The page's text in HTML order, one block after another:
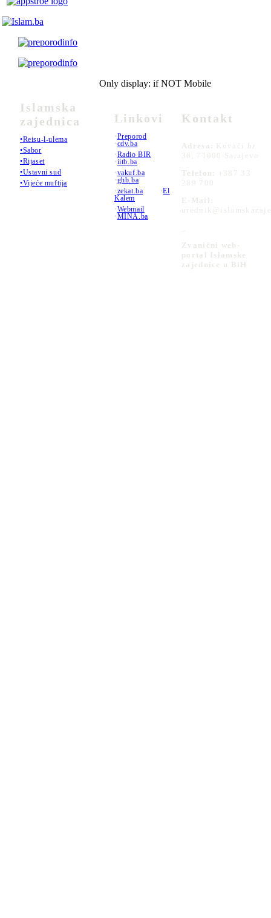
Islamska
zajednica
•Reisu-l-ulema
•Sabor
•Rijaset
•Ustavni sud
•Vijeće muftija
Only display: if NOT Mobile
Linkovi
•Preporod
•cdv.ba
•Radio BIR
•iitb.ba
•vakuf.ba
•ghb.ba
•zekat.ba •El
Kalem
•Webmail
•MINA.ba
Kontakt
Adresa:
Kovači br.
36, 71000 Sarajevo
Telefon:
+387 33
289 700
E-Mail:
Zvanični web-
portal Islamske
zajednice u BiH